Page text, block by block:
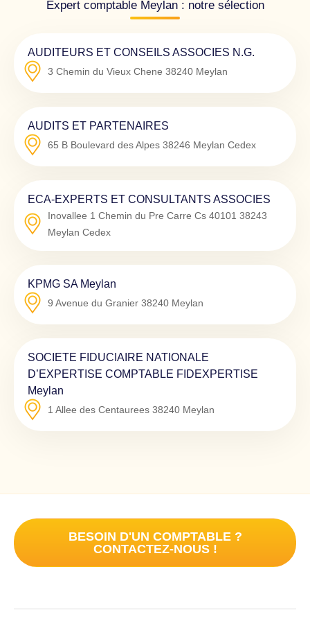
Expert comptable Meylan : notre sélection
AUDITEURS ET CONSEILS ASSOCIES N.G.
3 Chemin du Vieux Chene 38240 Meylan
AUDITS ET PARTENAIRES
65 B Boulevard des Alpes 38246 Meylan Cedex
ECA-EXPERTS ET CONSULTANTS ASSOCIES
Inovallee 1 Chemin du Pre Carre Cs 40101 38243
Meylan Cedex
KPMG SA Meylan
9 Avenue du Granier 38240 Meylan
SOCIETE FIDUCIAIRE NATIONALE
D’EXPERTISE COMPTABLE FIDEXPERTISE
Meylan
1 Allee des Centaurees 38240 Meylan
BESOIN D'UN COMPTABLE ?
CONTACTEZ-NOUS !